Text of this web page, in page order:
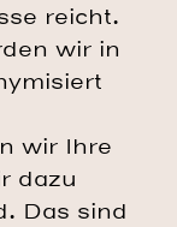
reicht.
wir in
wir Ihre
dazu
Das sind